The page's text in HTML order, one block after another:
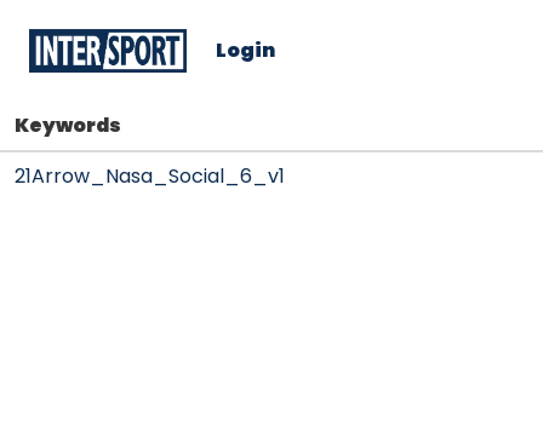
Login
Keywords
21Arrow_Nasa_Social_6_v1